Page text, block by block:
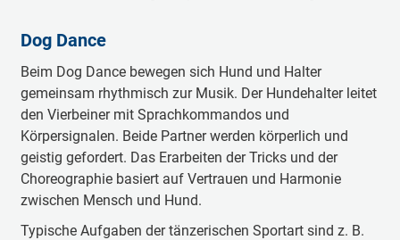
Dog Dance
Beim Dog Dance bewegen sich Hund und Halter
gemeinsam rhythmisch zur Musik. Der Hundehalter leitet
den Vierbeiner mit Sprachkommandos und
Körpersignalen. Beide Partner werden körperlich und
geistig gefordert. Das Erarbeiten der Tricks und der
Choreographie basiert auf Vertrauen und Harmonie
zwischen Mensch und Hund.
Typische Aufgaben der tänzerischen Sportart sind z. B.